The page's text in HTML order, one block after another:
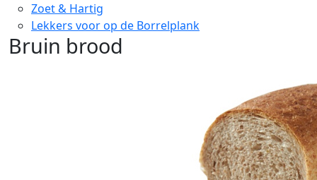
Zoet & Hartig
Lekkers voor op de Borrelplank
Bruin brood